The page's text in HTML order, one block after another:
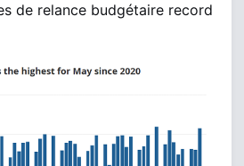
de relance budgétaire record